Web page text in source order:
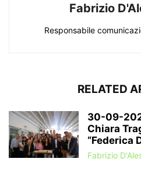
Fabrizio
Responsabile
RELATED
30-09-
Chiara
“Federica
Fabrizio